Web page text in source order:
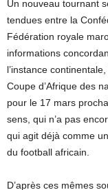
Un nouveau tournant
tendues entre la
Fédération royale
informations
l’instance
Coupe d’Afrique des
pour le 17 mars
sens, qui n’a pas
qui agit déjà comme
du football africain.
D’après ces mêmes